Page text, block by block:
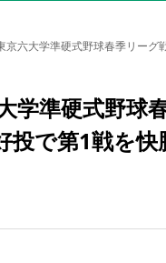
京六大学準硬式野球春季リー
大学準硬式野
で第1戦を快